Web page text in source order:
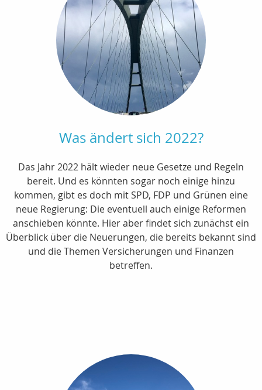
Was ändert sich 2022?
Das Jahr 2022 hält wieder neue Gesetze und Regeln
bereit. Und es könnten sogar noch einige hinzu
kommen, gibt es doch mit SPD, FDP und Grünen eine
neue Regierung: Die eventuell auch einige Reformen
anschieben könnte. Hier aber findet sich zunächst ein
Überblick über die Neuerungen, die bereits bekannt sind
und die Themen Versicherungen und Finanzen
betreffen.